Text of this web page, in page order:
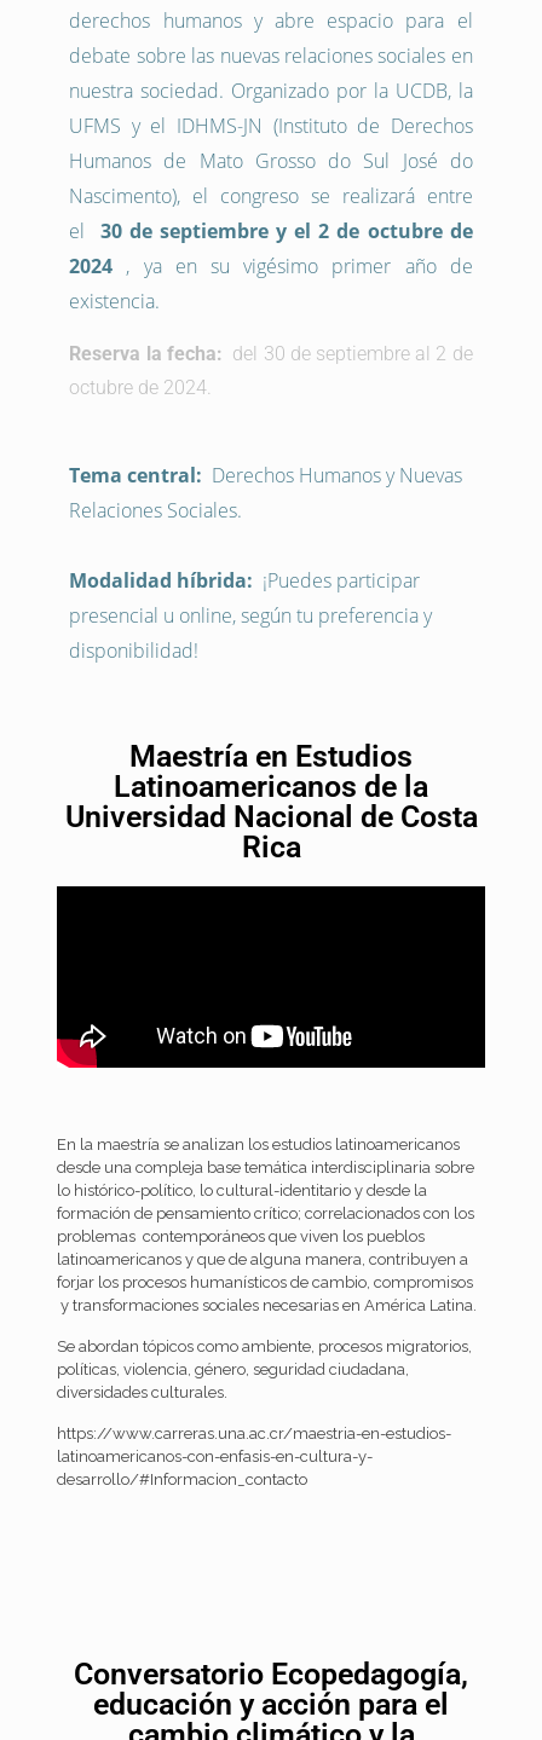
derechos humanos y abre espacio para el
debate sobre las nuevas relaciones sociales en
nuestra sociedad. Organizado por la UCDB, la
UFMS y el IDHMS-JN (Instituto de Derechos
Humanos de Mato Grosso do Sul José do
Nascimento), el congreso se realizará entre
el 30 de septiembre y el 2 de octubre de
2024 , ya en su vigésimo primer año de
existencia.
Reserva la fecha: del 30 de septiembre al 2 de
octubre de 2024.
Tema central: Derechos Humanos y Nuevas
Relaciones Sociales.
Modalidad híbrida: ¡Puedes participar
presencial u online, según tu preferencia y
disponibilidad!
Maestría en Estudios
Latinoamericanos de la
Universidad Nacional de Costa
Rica
En la maestría se analizan los estudios latinoamericanos
desde una compleja base temática interdisciplinaria sobre
lo histórico-político, lo cultural-identitario y desde la
formación de pensamiento crítico; correlacionados con los
problemas contemporáneos que viven los pueblos
latinoamericanos y que de alguna manera, contribuyen a
forjar los procesos humanísticos de cambio, compromisos
y transformaciones sociales necesarias en América Latina.
Se abordan tópicos como ambiente, procesos migratorios,
políticas, violencia, género, seguridad ciudadana,
diversidades culturales.
https://www.carreras.una.ac.cr/maestria-en-estudios-
latinoamericanos-con-enfasis-en-cultura-y-
desarrollo/#Informacion_contacto
Conversatorio Ecopedagogía,
educación y acción para el